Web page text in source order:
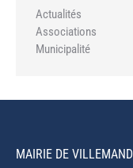
Actualités
Associations
Municipalité
MAIRIE DE